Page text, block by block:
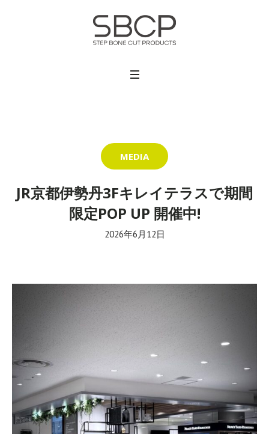
MEDIA
JR京都伊勢丹3Fキレイテラスで期間
限定POP UP 開催中!
2026年6月12日